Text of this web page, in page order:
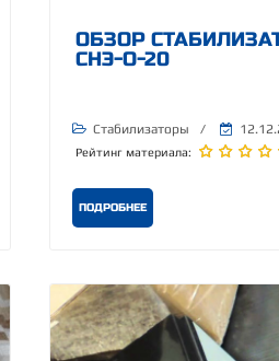
ОБЗОР
СНЭ-О-20
Стабилизаторы /
Рейтинг материала:
ПОДРОБНЕЕ